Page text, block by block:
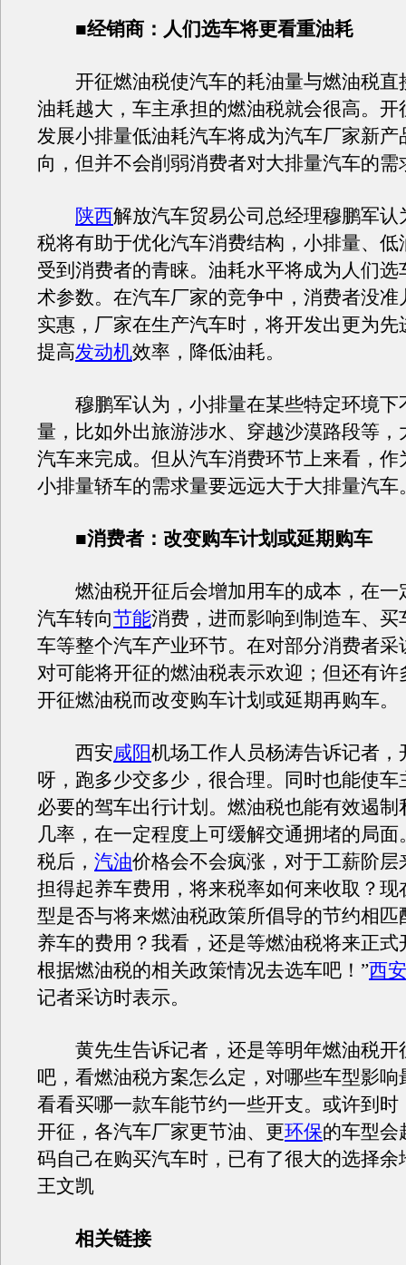
■经销商：人们选车将更看重油耗
开征燃油税使汽车的耗油量与燃油税直
油耗越大，车主承担的燃油税就会很高。开
发展小排量低油耗汽车将成为汽车厂家新产
向，但并不会削弱消费者对大排量汽车的需
陕西解放汽车贸易公司总经理穆鹏军认
税将有助于优化汽车消费结构，小排量、低
受到消费者的青睐。油耗水平将成为人们选
术参数。在汽车厂家的竞争中，消费者没准
实惠，厂家在生产汽车时，将开发出更为先
提高发动机效率，降低油耗。
穆鹏军认为，小排量在某些特定环境下
量，比如外出旅游涉水、穿越沙漠路段等，
汽车来完成。但从汽车消费环节上来看，作
小排量轿车的需求量要远远大于大排量汽车
■消费者：改变购车计划或延期购车
燃油税开征后会增加用车的成本，在一
汽车转向节能消费，进而影响到制造车、买
车等整个汽车产业环节。在对部分消费者采
对可能将开征的燃油税表示欢迎；但还有许
开征燃油税而改变购车计划或延期再购车。
西安咸阳机场工作人员杨涛告诉记者，
呀，跑多少交多少，很合理。同时也能使车
必要的驾车出行计划。燃油税也能有效遏制
几率，在一定程度上可缓解交通拥堵的局面
税后， 汽油价格会不会疯涨，对于工薪阶层
担得起养车费用，将来税率如何来收取？现
型是否与将来燃油税政策所倡导的节约相匹
养车的费用？我看，还是等燃油税将来正式
根据燃油税的相关政策情况去选车吧！”西安
记者采访时表示。
黄先生告诉记者，还是等明年燃油税开
吧，看燃油税方案怎么定，对哪些车型影响
看看买哪一款车能节约一些开支。或许到时
开征，各汽车厂家更节油、更环保的车型会
码自己在购买汽车时，已有了很大的选择余
王文凯
相关链接